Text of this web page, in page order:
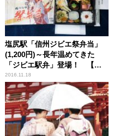
塩尻駅「信州ジビエ祭弁当」
(1,200円)～長年温めてきた
「ジビエ駅弁」登場！ 【ラ
イター望月の駅弁膝栗毛】
2016.11.18